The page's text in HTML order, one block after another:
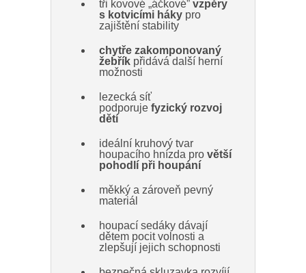
tři kovové „áčkové” vzpěry
s kotvicími háky pro
zajištění stability
chytře zakomponovaný
žebřík přidává další herní
možnosti
lezecká síť
podporuje fyzický rozvoj
dětí
ideální kruhový tvar
houpacího hnízda pro větší
pohodlí při houpání
měkký a zároveň pevný
materiál
houpací sedáky dávají
dětem pocit volnosti a
zlepšují jejich schopnosti